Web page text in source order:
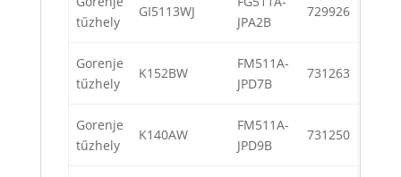
tűzhely
GI5113WJ
JPA2B
729926
Gorenje
tűzhely
K152BW
FM511A-
JPD7B
731263
Gorenje
tűzhely
K140AW
FM511A-
JPD9B
731250